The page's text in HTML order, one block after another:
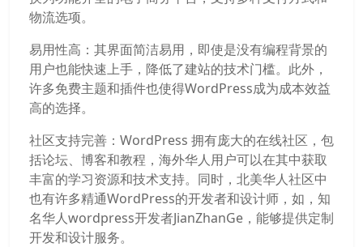
物流选项。
易用性高：其界面简洁易用，即使是没有编程背景的
用户也能快速上手，降低了建站的技术门槛。此外，
许多免费主题和插件也使得WordPress成为成本效益
高的选择。
社区支持完善：WordPress 拥有庞大的在线社区，包
括论坛、博客和教程，海外华人用户可以在其中获取
丰富的学习资源和技术支持。同时，北美华人社区中
也有许多精通WordPress的开发者和设计师，如，知
名华人wordpress开发者JianZhanGe，能够提供定制
开发和设计服务。